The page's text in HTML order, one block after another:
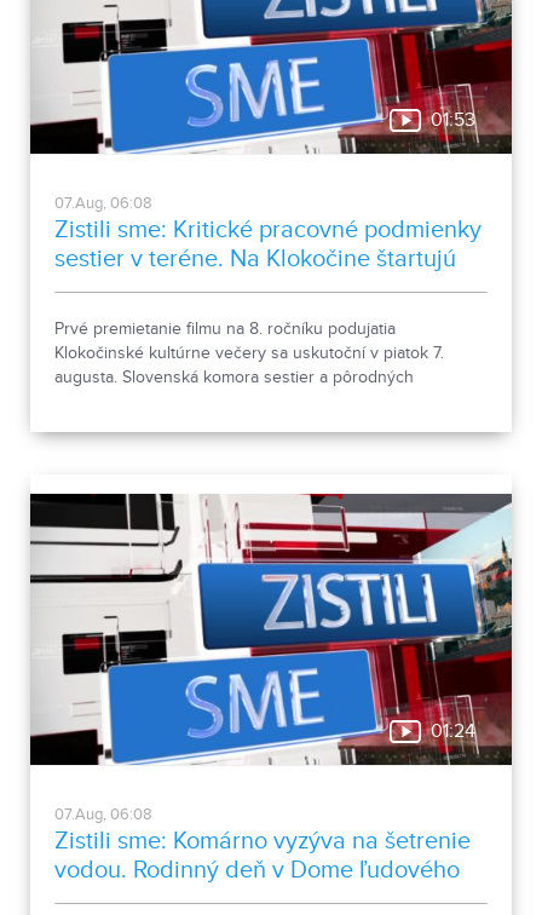
01:53
07.Aug, 06:08
Zistili sme: Kritické pracovné podmienky
sestier v teréne. Na Klokočine štartujú
kultúrne večery
Prvé premietanie filmu na 8. ročníku podujatia
Klokočinské kultúrne večery sa uskutoční v piatok 7.
augusta. Slovenská komora sestier a pôrodných
01:24
07.Aug, 06:08
Zistili sme: Komárno vyzýva na šetrenie
vodou. Rodinný deň v Dome ľudového
bývania a architektúry